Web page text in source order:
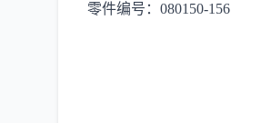
零件编号：080150-156